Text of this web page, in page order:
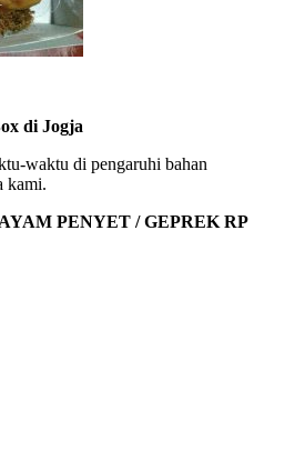
di Jogja
waktu di pengaruhi bahan
kami.
PENYET / GEPREK RP